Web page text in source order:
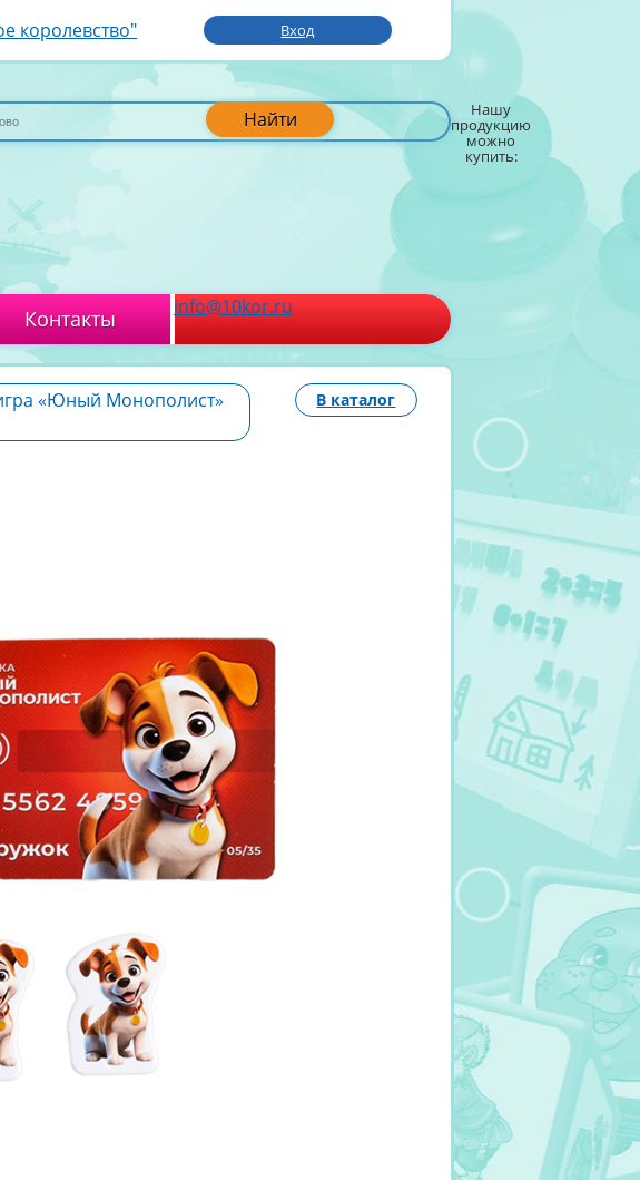
королевство" Вход
Найти Нашу
продукцию
можно
купить:
Контакты info@10kor.ru
«Юный Монополист»
В каталог